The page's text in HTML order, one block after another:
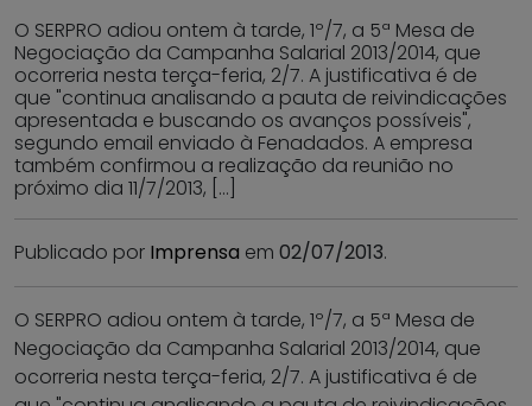
O SERPRO adiou ontem à tarde, 1º/7, a 5ª Mesa de
Negociação da Campanha Salarial 2013/2014, que
ocorreria nesta terça-feria, 2/7. A justificativa é de
que "continua analisando a pauta de reivindicações
apresentada e buscando os avanços possíveis",
segundo email enviado à Fenadados. A empresa
também confirmou a realização da reunião no
próximo dia 11/7/2013, […]
Publicado por Imprensa em 02/07/2013.
O SERPRO adiou ontem à tarde, 1º/7, a 5ª Mesa de
Negociação da Campanha Salarial 2013/2014, que
ocorreria nesta terça-feria, 2/7. A justificativa é de